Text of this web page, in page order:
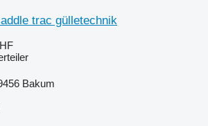
trac gülletechnik
Bakum